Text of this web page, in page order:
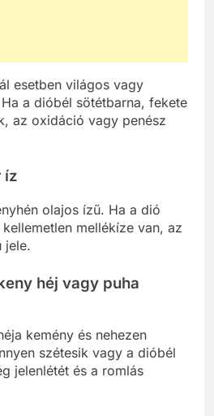
esetben világos vagy
a dióbél sötétbarna, fekete
az oxidáció vagy penész
íz
olajos ízű. Ha a dió
mellékíze van, az
jele.
héj vagy puha
kemény és nehezen
szétesik vagy a dióbél
jelenlétét és a romlás